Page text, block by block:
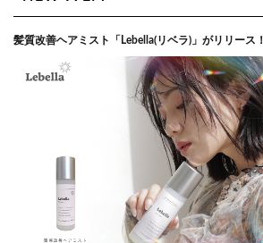
髪質改善ヘアミスト「Lebella(リベラ)」がリリース！